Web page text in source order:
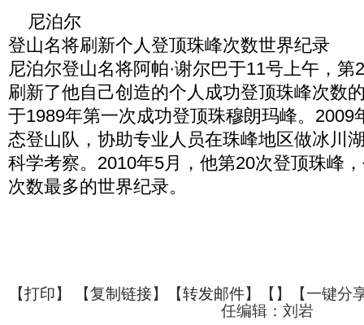
尼泊尔
登山名将刷新个人登顶珠峰次数世界纪录
尼泊尔登山名将阿帕·谢尔巴于11号上午，
刷新了他自己创造的个人成功登顶珠峰次数
于1989年第一次成功登顶珠穆朗玛峰。2009
态登山队，协助专业人员在珠峰地区做冰川
科学考察。2010年5月，他第20次登顶珠峰
次数最多的世界纪录。
【打印】 【复制链接】【转发邮件】【 】
【一键分
任编辑：刘岩